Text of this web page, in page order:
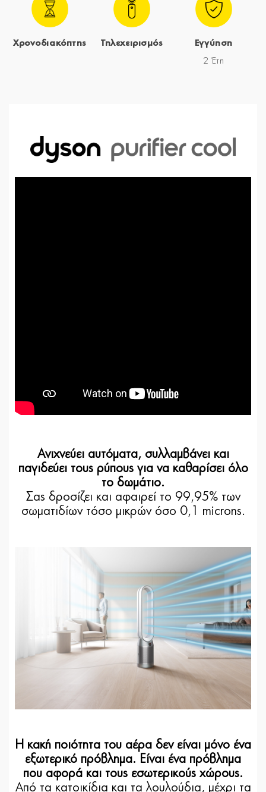
Χρονοδιακόπτης Τηλεχειρισμός Εγγύηση
2 Έτη
Ανιχνεύει αυτόματα, συλλαμβάνει και
παγιδεύει τους ρύπους για να καθαρίσει όλο
το δωμάτιο.
Σας δροσίζει και αφαιρεί το 99,95% των
σωματιδίων τόσο μικρών όσο 0,1 microns.
Η κακή ποιότητα του αέρα δεν είναι μόνο ένα
εξωτερικό πρόβλημα. Είναι ένα πρόβλημα
που αφορά και τους εσωτερικούς χώρους.
Από τα κατοικίδια και τα λουλούδια, μέχρι τα